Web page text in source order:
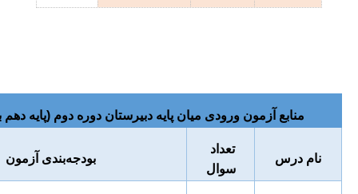
منابع آزمون ورودی میان پایه دبیرستان دوره دوم (پایه
نام درس
تعداد
سوال
بودجه‌بندی آزمون